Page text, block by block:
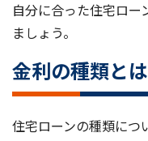
自分に合った住宅ロー
ましょう。
金利の種類とは
住宅ローンの種類につ